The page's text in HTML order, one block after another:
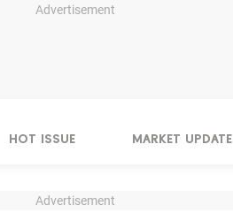
Advertisement
HOT ISSUE MARKET UPDATE
Advertisement